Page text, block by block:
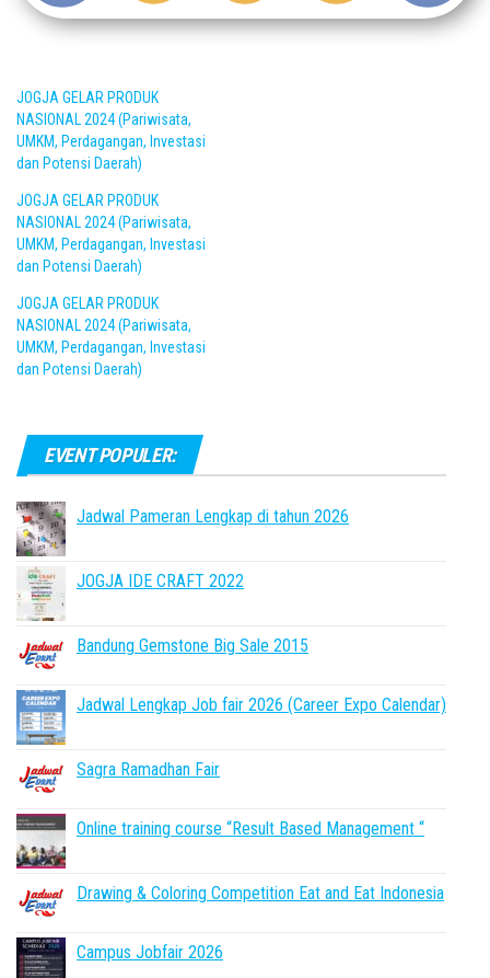
JOGJA GELAR PRODUK
NASIONAL 2024 (Pariwisata,
UMKM, Perdagangan, Investasi
dan Potensi Daerah)
JOGJA GELAR PRODUK
NASIONAL 2024 (Pariwisata,
UMKM, Perdagangan, Investasi
dan Potensi Daerah)
JOGJA GELAR PRODUK
NASIONAL 2024 (Pariwisata,
UMKM, Perdagangan, Investasi
dan Potensi Daerah)
EVENT POPULER:
Jadwal Pameran Lengkap di tahun 2026
JOGJA IDE CRAFT 2022
Bandung Gemstone Big Sale 2015
Jadwal Lengkap Job fair 2026 (Career Expo Calendar)
Sagra Ramadhan Fair
Online training course “Result Based Management “
Drawing & Coloring Competition Eat and Eat Indonesia
Campus Jobfair 2026